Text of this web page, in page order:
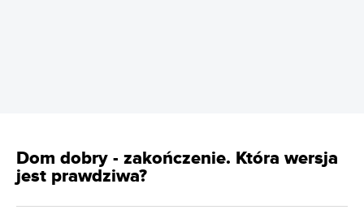
Dom dobry - zakończenie. Która wersja
jest prawdziwa?